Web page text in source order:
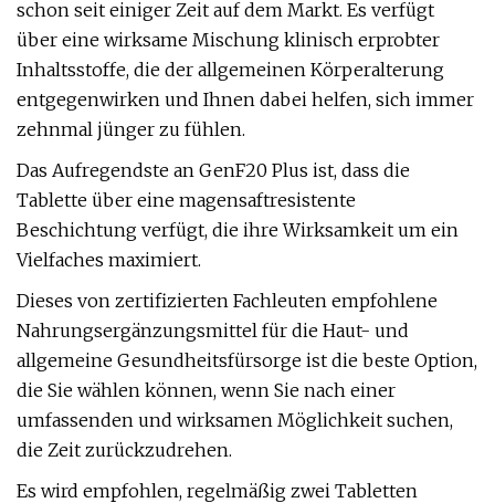
schon seit einiger Zeit auf dem Markt. Es verfügt
über eine wirksame Mischung klinisch erprobter
Inhaltsstoffe, die der allgemeinen Körperalterung
entgegenwirken und Ihnen dabei helfen, sich immer
zehnmal jünger zu fühlen.
Das Aufregendste an GenF20 Plus ist, dass die
Tablette über eine magensaftresistente
Beschichtung verfügt, die ihre Wirksamkeit um ein
Vielfaches maximiert.
Dieses von zertifizierten Fachleuten empfohlene
Nahrungsergänzungsmittel für die Haut- und
allgemeine Gesundheitsfürsorge ist die beste Option,
die Sie wählen können, wenn Sie nach einer
umfassenden und wirksamen Möglichkeit suchen,
die Zeit zurückzudrehen.
Es wird empfohlen, regelmäßig zwei Tabletten